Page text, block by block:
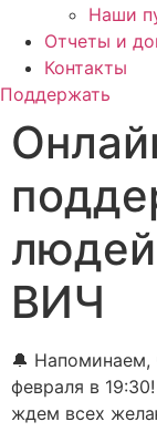
Наши
Отчеты и
Контакты
Поддержать
ВИЧ
🔔 Напоминаем,
февраля в
ждем всех